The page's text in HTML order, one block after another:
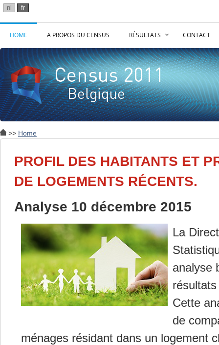
nl fr
HOME A PROPOS DU CENSUS RÉSULTATS CONTACT
>> Home
PROFIL DES HABITANTS ET
DE LOGEMENTS RÉCENTS.
Analyse 10 décembre 2015
La
analyse
Cette
de
ménages résidant dans un logement